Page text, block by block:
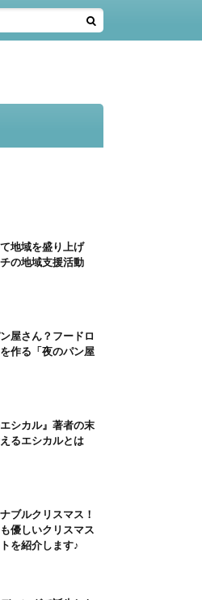
地域を盛り上げ
の地域支援活動
屋さん？フードロ
作る「夜のパン屋
シカル』著者の末
るエシカルとは
ブルクリスマス！
優しいクリスマス
を紹介します♪